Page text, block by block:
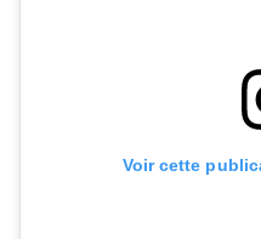
Voir cette